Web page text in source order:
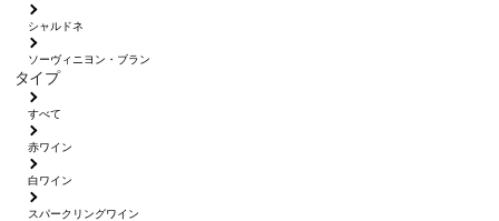
シャルドネ
ソーヴィニヨン・ブラン
タイプ
すべて
赤ワイン
白ワイン
スパークリングワイン